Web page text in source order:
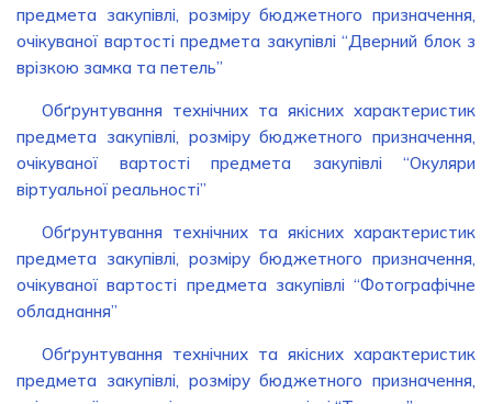
предмета закупівлі, розміру бюджетного призначення,
очікуваної вартості предмета закупівлі “Дверний блок з
врізкою замка та петель”
Обґрунтування технічних та якісних характеристик
предмета закупівлі, розміру бюджетного призначення,
очікуваної вартості предмета закупівлі “Окуляри
віртуальної реальності”
Обґрунтування технічних та якісних характеристик
предмета закупівлі, розміру бюджетного призначення,
очікуваної вартості предмета закупівлі “Фотографічне
обладнання”
Обґрунтування технічних та якісних характеристик
предмета закупівлі, розміру бюджетного призначення,